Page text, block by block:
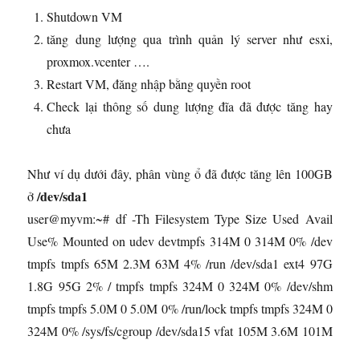
Shutdown VM
tăng dung lượng qua trình quản lý server như esxi,
proxmox.vcenter ….
Restart VM, đăng nhập bằng quyền root
Check lại thông số dung lượng đĩa đã được tăng hay
chưa
Như ví dụ dưới đây, phân vùng ổ đã được tăng lên 100GB
ở/dev/sda1
user@myvm:~# df -Th Filesystem Type Size Used Avail
Use% Mounted on udev devtmpfs 314M 0 314M 0% /dev
tmpfs tmpfs 65M 2.3M 63M 4% /run /dev/sda1 ext4 97G
1.8G 95G 2% / tmpfs tmpfs 324M 0 324M 0% /dev/shm
tmpfs tmpfs 5.0M 0 5.0M 0% /run/lock tmpfs tmpfs 324M 0
324M 0% /sys/fs/cgroup /dev/sda15 vfat 105M 3.6M 101M